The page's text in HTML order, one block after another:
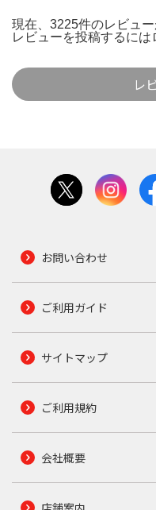
現在、3225件のレビュー
レビューを投稿するには
レ
お問い合わせ
ご利用ガイド
サイトマップ
ご利用規約
会社概要